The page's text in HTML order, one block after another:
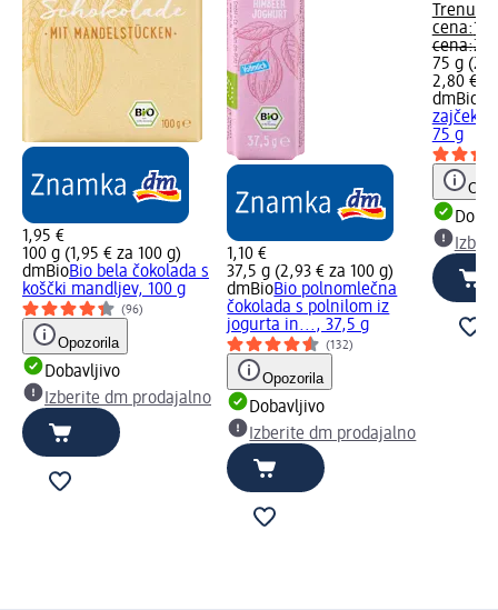
1,95 €
100 g (1,95 € za 100 g)
dmBioBio bela čokolada s
koščki mandljev, 100 g
(96)
Opozorila
Dobavljivo
Izberite dm prodajalno
1,10 €
37,5 g (2,93 € za 100 g)
dmBioBio polnomlečna
čokolada s polnilom iz
jogurta in..., 37,5 g
(132)
Opozorila
Dobavljivo
Izberite dm prodajalno
cena:
cena:
75 g
2,80 €
dmBio
zajček
75 g